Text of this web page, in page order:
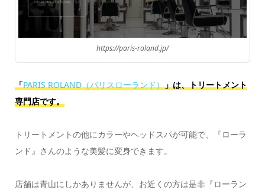
https://paris-roland.jp/
「PARIS ROLAND（パリスローランド）
」は、トリートメント
専門店です。
トリートメントの他にカラーやヘッドスパが可能で、『ローラ
ンド』さんのような美髪に変身できます。
店舗は青山にしかありませんが、お近くの方は是非『ローラン